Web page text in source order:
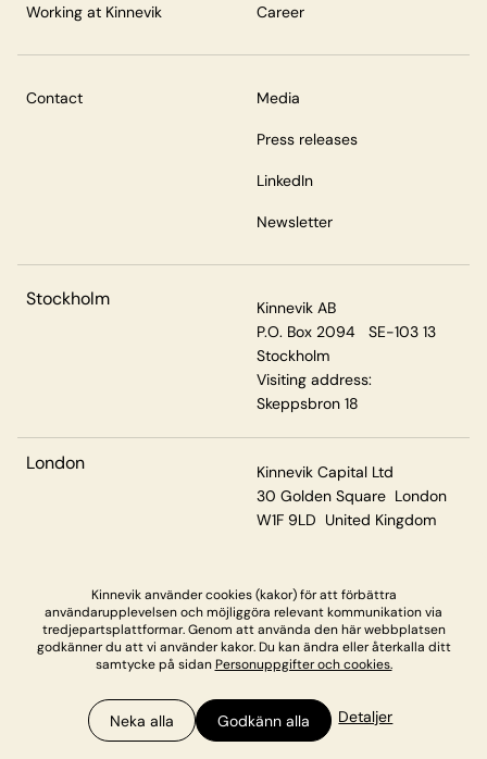
Working at Kinnevik Career
Contact Media
Press releases
LinkedIn
Newsletter
Stockholm
Kinnevik AB
P.O. Box 2094 SE-103 13
Stockholm
Visiting address:
Skeppsbron 18
London
Kinnevik Capital Ltd
30 Golden Square London
W1F 9LD United Kingdom
Privacy & CookiesKinnevik använder cookies (kakor) för att förbättra
användarupplevelsen och möjliggöra relevant kommunikation via
tredjepartsplattformar. Genom att använda den här webbplatsen
godkänner du att vi använder kakor. Du kan ändra eller återkalla ditt
samtycke på sidan Personuppgifter och cookies.
Detaljer
Neka alla Godkänn alla